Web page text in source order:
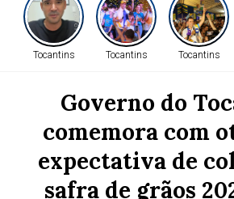
Tocantins Tocantins Tocantins
Governo do
comemora com
expectativa de
safra de grãos